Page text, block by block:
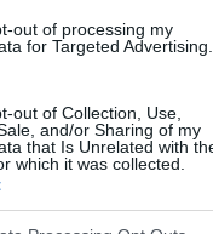
out of processing my
for Targeted Advertising.
out of Collection, Use,
and/or Sharing of my
that Is Unrelated with
which it was collected.